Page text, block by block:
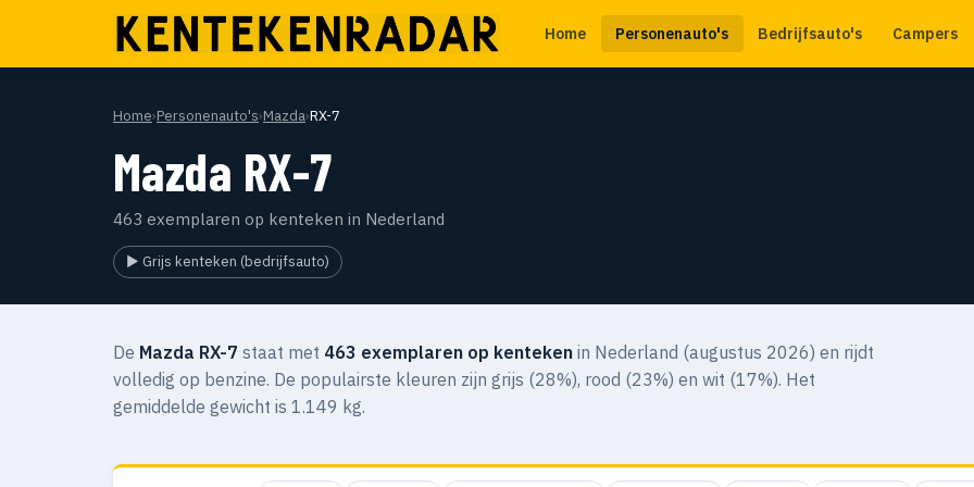
Home Personenauto's Bedrijfsauto's Campers
Home›Personenauto's›Mazda›RX-7
Mazda RX-7
463 exemplaren op kenteken in Nederland
▶ Grijs kenteken (bedrijfsauto)
De Mazda RX-7 staat met 463 exemplaren op kenteken in Nederland (augustus 2026) en rijdt
volledig op benzine. De populairste kleuren zijn grijs (28%), rood (23%) en wit (17%). Het
gemiddelde gewicht is 1.149 kg.